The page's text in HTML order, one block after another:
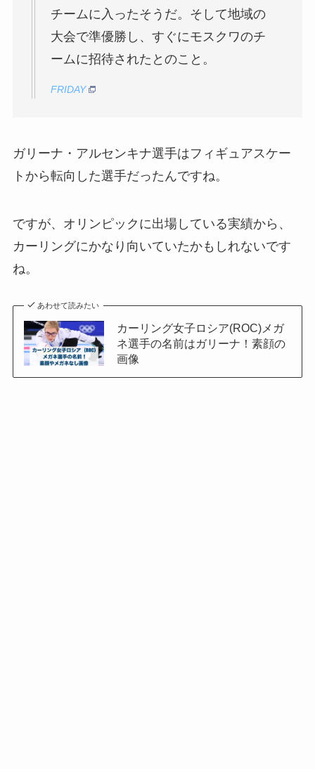
チームに入ったそうだ。そして地域の
大会で準優勝し、すぐにモスクワのチ
ームに招待されたとのこと。
FRIDAY
ガリーナ・アルセンキナ選手はフィギュアスケー
トから転向した選手だったんですね。
ですが、オリンピックに出場している実績から、
カーリングにかなり向いていたかもしれないです
ね。
あわせて読みたい
カーリング女子ロシア(ROC)メガ
ネ選手の名前はガリーナ！素顔の
画像